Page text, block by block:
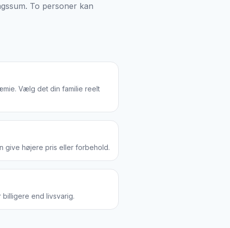
To personer kan
Vælg det din familie reelt
give højere pris eller forbehold.
end livsvarig.